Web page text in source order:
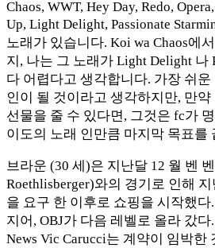
Chaos, WWT, Hey Day, Redo,
Up, Light Delight, Passionate
노래가 있습니다. Koi wa Chaos에
지, 나는 그 노래가 Light Delight 나
다 어렵다고 생각합니다. 가장 쉬
인이 될 것이라고 생각하지만, 만
선물을 줄 수 있다면, 그것은 fc가
이도의 노래 인만큼 마지막 목표를
브라운 (30 세)은 지난달 12 월 벤
Roethlisberger)와의 경기로 인해
을 요구 한 이후로 쇼핑을 시작했
지어, OBJ가 다음 레벨로 올라 갔
News Vic Carucci는 계약이 임박한